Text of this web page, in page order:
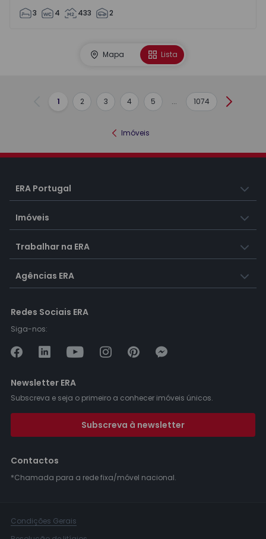
3 4 433 2
Mapa Lista
Anterior
1 2 3 4 5 ... 1074
Imóveis
ERA Portugal
Imóveis
Trabalhar na ERA
Agências ERA
Redes Sociais ERA
Siga-nos:
Newsletter ERA
Subscreva e seja o primeiro a conhecer imóveis únicos.
Subscreva à newsletter
Contactos
*Chamada para a rede fixa/móvel nacional.
Condições Gerais